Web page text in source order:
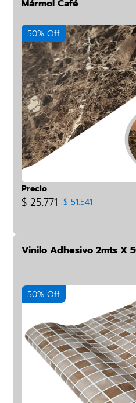
Mármol Café
50% Off
Precio
$ 25.771 $ 51.541
Vinilo Adhesivo 2mts X
50% Off